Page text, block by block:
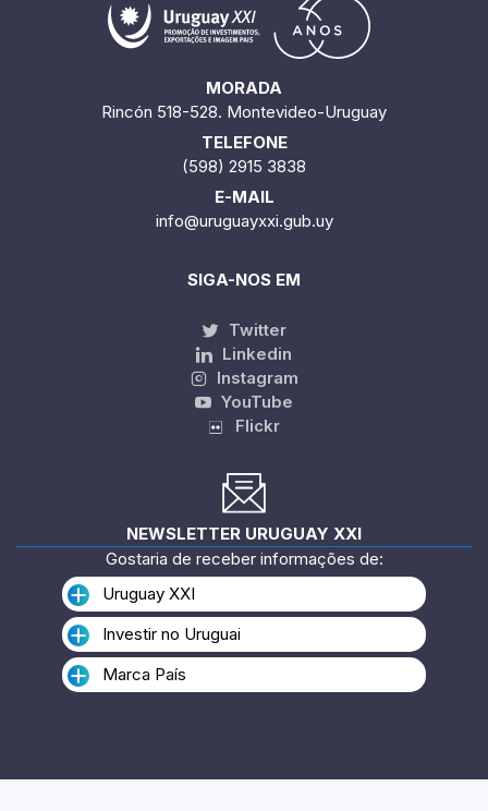
MORADA
Rincón 518-528. Montevideo-Uruguay
TELEFONE
(598) 2915 3838
E-MAIL
info@uruguayxxi.gub.uy
SIGA-NOS EM
Twitter
Linkedin
Instagram
YouTube
Flickr
NEWSLETTER URUGUAY XXI
Gostaria de receber informações de:
Uruguay XXI
Investir no Uruguai
Marca País